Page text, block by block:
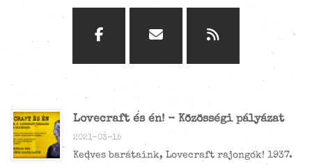
Lovecraft és én! - Közösségi pályázat
2021-03-15
Kedves barátaink, Lovecraft rajongók! 1937.